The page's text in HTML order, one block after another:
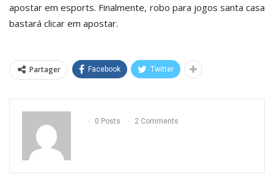
apostar em esports. Finalmente, robo para jogos santa casa
bastará clicar em apostar.
Partager Facebook Twitter
0 Posts 2 Comments